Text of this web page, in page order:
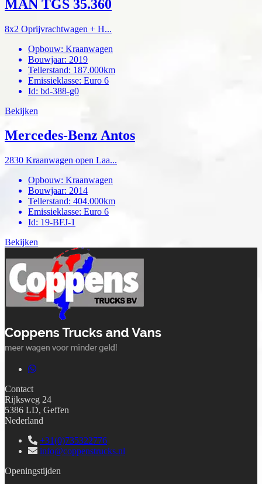
MAN TGS 35.360
8x2 Oprijvrachtwagen + H...
Opbouw: Kraanwagen
Bouwjaar: 2019
Tellerstand: 187.000km
Emissieklasse: Euro 6
Id: bd-388-g0
Bekijken
Mercedes-Benz Antos
2830 Kraanwagen open Laa...
Opbouw: Kraanwagen
Bouwjaar: 2014
Tellerstand: 404.000km
Emissieklasse: Euro 6
Id: 19-BFJ-1
Bekijken
Contact
Rijksweg 24
5386 LD, Geffen
Nederland
+31(0)735322776
info@coppenstrucks.nl
Openingstijden